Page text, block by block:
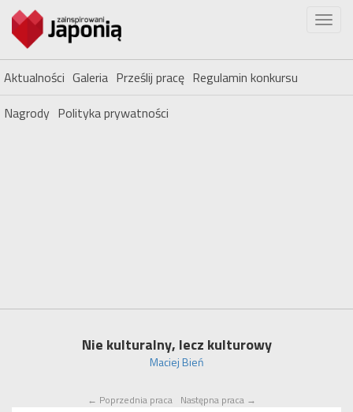
Aktualności Galeria Prześlij pracę Regulamin konkursu
Nagrody Polityka prywatności
Nie kulturalny, lecz kulturowy
Maciej Bień
← Poprzednia praca Następna praca →